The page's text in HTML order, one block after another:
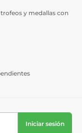
y medallas con
Iniciar sesión